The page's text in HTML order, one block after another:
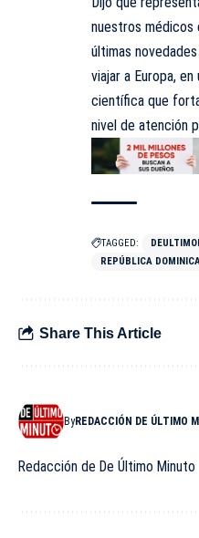
nuestros médicos
últimas
viajar a Europa,
científica que
nivel de atención
TAGGED:
REPÚBLICA
Share This Article
ByREDACCIÓN DE ÚLTIMO
Redacción de De Último Minuto